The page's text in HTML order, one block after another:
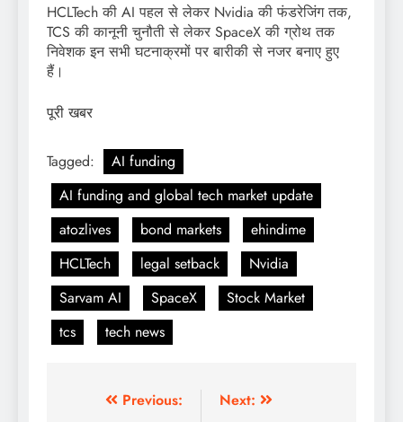
HCLTech की AI पहल से लेकर Nvidia की फंडरेजिंग तक,
TCS की कानूनी चुनौती से लेकर SpaceX की ग्रोथ तक
निवेशक इन सभी घटनाक्रमों पर बारीकी से नजर बनाए हुए
हैं।
पूरी खबर
Tagged:
AI funding
AI funding and global tech market update
atozlives
bond markets
ehindime
HCLTech
legal setback
Nvidia
Sarvam AI
SpaceX
Stock Market
tcs
tech news
Previous:
Next: